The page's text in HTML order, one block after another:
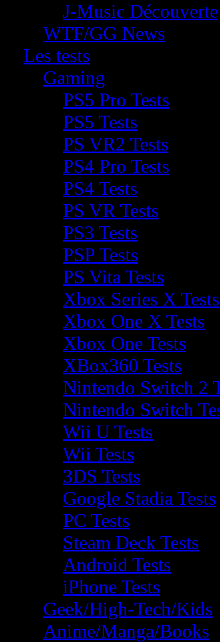
J-Music Découverte
WTF/GG News
Les tests
Gaming
PS5 Pro Tests
PS5 Tests
PS VR2 Tests
PS4 Pro Tests
PS4 Tests
PS VR Tests
PS3 Tests
PSP Tests
PS Vita Tests
Xbox Series X Tests
Xbox One X Tests
Xbox One Tests
XBox360 Tests
Nintendo Switch 2
Nintendo Switch
Wii U Tests
Wii Tests
3DS Tests
Google Stadia Tests
PC Tests
Steam Deck Tests
Android Tests
iPhone Tests
Geek/High-Tech/Kids
Anime/Manga/Books